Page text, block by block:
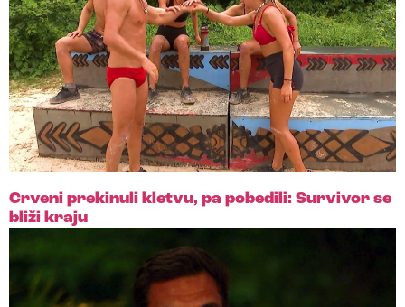
Crveni prekinuli kletvu, pa pobedili: Survivor se
bliži kraju